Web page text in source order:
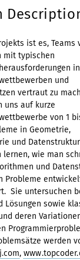
ist es, Teams
mit typischen
in
und
vertraut zu
uns auf kurze
von 1
in Geometrie,
und
lernen, wie man
und
Probleme
Sie untersuchen
Lösungen sowie
deren
werden
,